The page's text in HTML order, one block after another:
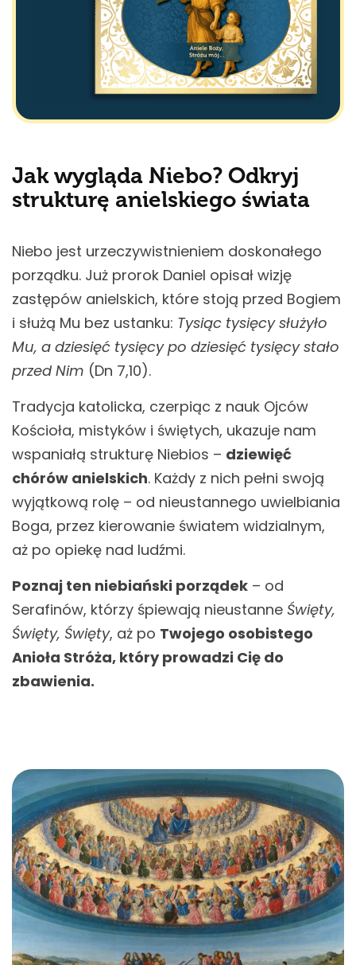
Jak wygląda Niebo? Odkryj
strukturę anielskiego świata
Niebo jest urzeczywistnieniem doskonałego
porządku. Już prorok Daniel opisał wizję
zastępów anielskich, które stoją przed Bogiem
i służą Mu bez ustanku: Tysiąc tysięcy służyło
Mu, a dziesięć tysięcy po dziesięć tysięcy stało
przed Nim (Dn 7,10).
Tradycja katolicka, czerpiąc z nauk Ojców
Kościoła, mistyków i świętych, ukazuje nam
wspaniałą strukturę Niebios – dziewięć
chórów anielskich. Każdy z nich pełni swoją
wyjątkową rolę – od nieustannego uwielbiania
Boga, przez kierowanie światem widzialnym,
aż po opiekę nad ludźmi.
Poznaj ten niebiański porządek – od
Serafinów, którzy śpiewają nieustanne Święty,
Święty, Święty, aż po Twojego osobistego
Anioła Stróża, który prowadzi Cię do
zbawienia.